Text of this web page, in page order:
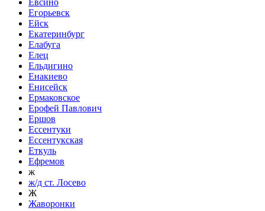
Евсино
Егорьевск
Ейск
Екатеринбург
Елабуга
Елец
Ельдигино
Енакиево
Енисейск
Ермаковское
Ерофей Павлович
Ершов
Ессентуки
Ессентукская
Еткуль
Ефремов
ж
ж/д ст. Лосево
Ж
Жаворонки